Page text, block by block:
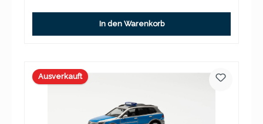
In den Warenkorb
Ausverkauft